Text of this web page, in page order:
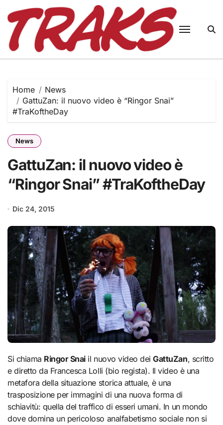
content
Home
News
GattuZan: il nuovo video è “Ringor Snai”
#TraKoftheDay
News
GattuZan: il nuovo video è
“Ringor Snai” #TraKoftheDay
Dic 24, 2015
Si chiama Ringor Snaiil nuovo video deiGattuZan, scritto
e diretto da Francesca Lolli (bio regista). Il video è una
metafora della situazione storica attuale, è una
trasposizione per immagini di una nuova forma di
schiavitù: quella del traffico di esseri umani. In un mondo
dove domina un pericoloso analfabetismo sociale non si